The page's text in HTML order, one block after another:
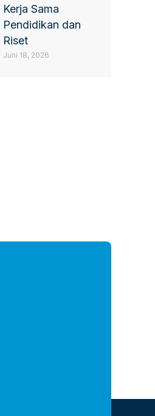
Kerja Sama
Pendidikan dan
Riset
Juni 18, 2026